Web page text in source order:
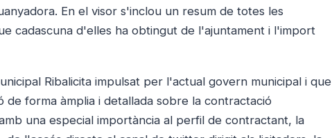
En el visor s'inclou un resum de totes les
cadascuna d'elles ha obtingut de l'ajuntament i l'import
Ribalicita impulsat per l'actual govern municipal i que
forma àmplia i detallada sobre la contractació
una especial importància al perfil de contractant, la